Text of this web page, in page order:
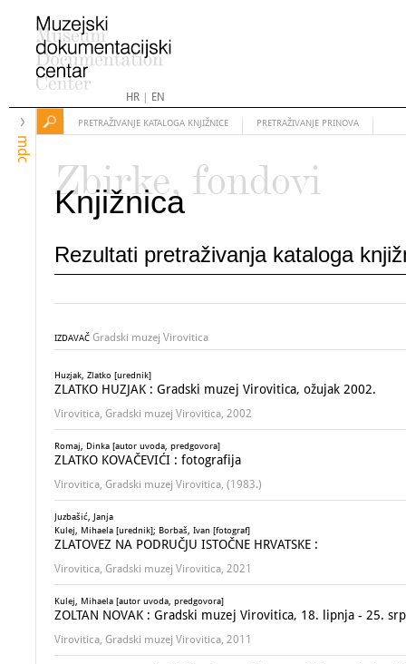
HR| EN
mdc
PRETRAŽIVANJE KATALOGA KNJIŽNICE PRETRAŽIVANJE PRINOVA
Zbirke, fondovi
Knjižnica
Rezultati pretraživanja kataloga
IZDAVAČ Gradski muzej Virovitica
Huzjak, Zlatko [urednik]
ZLATKO HUZJAK : Gradski muzej Virovitica, ožujak 2002.
Virovitica, Gradski muzej Virovitica, 2002
Romaj, Dinka [autor uvoda, predgovora]
ZLATKO KOVAČEVIĆI : fotografija
Virovitica, Gradski muzej Virovitica, (1983.)
Juzbašić, Janja
Kulej, Mihaela [urednik]; Borbaš, Ivan [fotograf]
ZLATOVEZ NA PODRUČJU ISTOČNE HRVATSKE :
Virovitica, Gradski muzej Virovitica, 2021
Kulej, Mihaela [autor uvoda, predgovora]
ZOLTAN NOVAK : Gradski muzej Virovitica, 18. lipnja - 25.
Virovitica, Gradski muzej Virovitica, 2011